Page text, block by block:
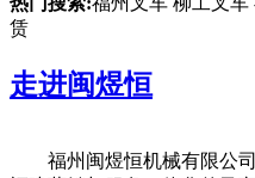
赁
走进闽煜恒
福州闽煜恒机械有限公